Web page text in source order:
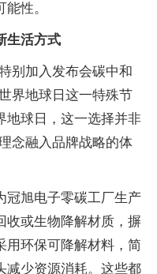
性。
生活方式
别加入发布会碳中和
界地球日这一特殊节
地球日，这一选择并非
念融入品牌战略的体
冠旭电子零碳工厂生产
收或生物降解材质，摒
用环保可降解材料，简
减少资源消耗。这些都